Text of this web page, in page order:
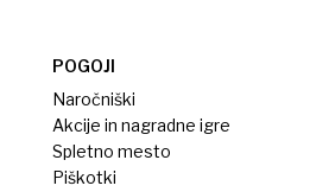
POGOJI
Naročniški
Akcije in nagradne igre
Spletno mesto
Piškotki